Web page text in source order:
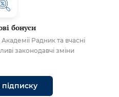
бонуси
Радник та вчасні
законодавчі зміни